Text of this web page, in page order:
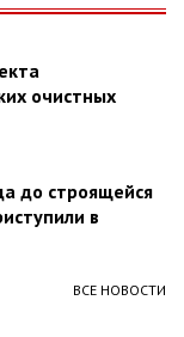
очистных
до строящейся
в
ВСЕ НОВОСТИ